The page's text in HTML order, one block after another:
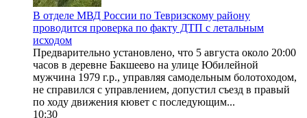
В отделе МВД России по Тевризскому району
проводится проверка по факту ДТП с летальным
исходом
Предварительно установлено, что 5 августа около 20:00
часов в деревне Бакшеево на улице Юбилейной
мужчина 1979 г.р., управляя самодельным болотоходом,
не справился с управлением, допустил съезд в правый
по ходу движения кювет с последующим...
10:30